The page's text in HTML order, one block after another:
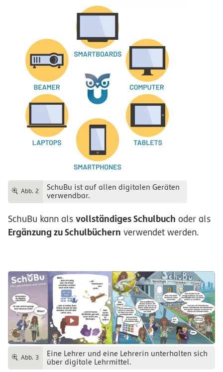
Abb. 2
SchuBu ist auf allen digitalen Geräten
verwendbar.
SchuBu kann als vollständiges Schulbuch oder als
Ergänzung zu Schulbüchern verwendet werden.
Abb. 3
Eine Lehrer und eine Lehrerin unterhalten sich
über digitale Lehrmittel.